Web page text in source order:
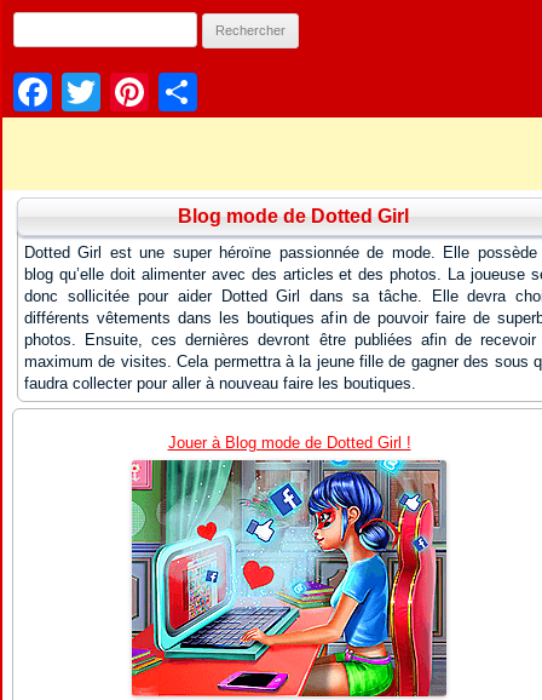
Facebook
TwitterPinterest
Blog mode de Dotted Girl
Dotted Girl est une super héroïne passionnée de mode. Elle possède
blog qu’elle doit alimenter avec des articles et des photos. La joueuse
donc sollicitée pour aider Dotted Girl dans sa tâche. Elle devra
différents vêtements dans les boutiques afin de pouvoir faire de
photos. Ensuite, ces dernières devront être publiées afin de recevoir
maximum de visites. Cela permettra à la jeune fille de gagner des sous
faudra collecter pour aller à nouveau faire les boutiques.
Jouer à Blog mode de Dotted Girl !